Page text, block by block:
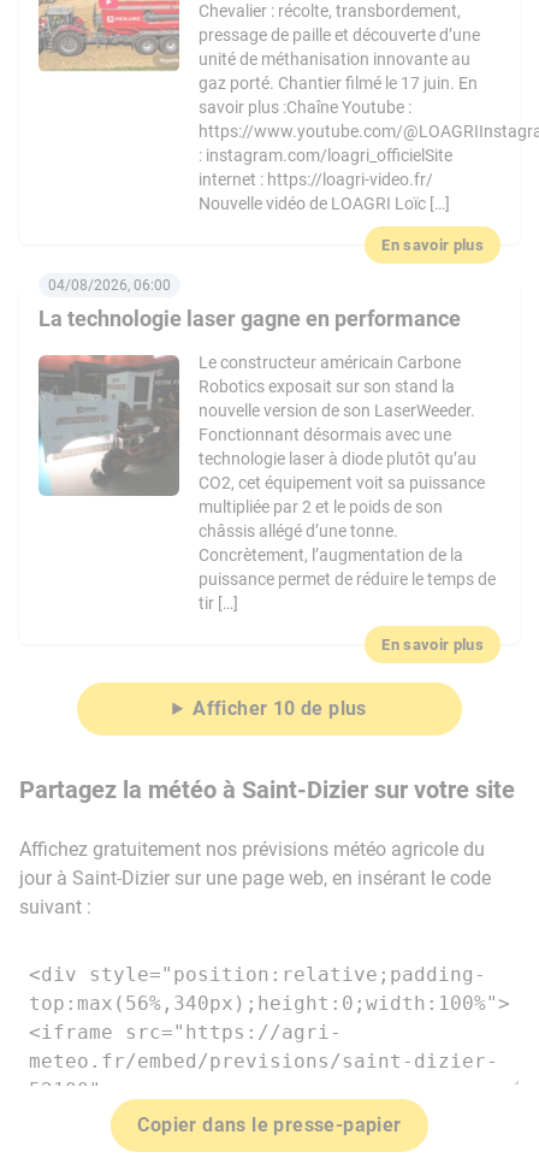
Chevalier : récolte, transbordement,
pressage de paille et découverte d’une
unité de méthanisation innovante au
gaz porté. Chantier filmé le 17 juin. En
savoir plus :Chaîne Youtube :
https://www.youtube.com/
: instagram.com/loagri_officielSite
internet : https://loagri-video.fr/
Nouvelle vidéo de LOAGRI Loïc […]
En savoir plus
La technologie laser gagne en performance
04/08/2026, 06:00
Le constructeur américain Carbone
Robotics exposait sur son stand la
nouvelle version de son LaserWeeder.
Fonctionnant désormais avec une
technologie laser à diode plutôt qu’au
CO2, cet équipement voit sa puissance
multipliée par 2 et le poids de son
châssis allégé d’une tonne.
Concrètement, l’augmentation de la
puissance permet de réduire le temps de
tir […]
En savoir plus
Afficher 10 de plus
Partagez la météo à Saint-Dizier sur votre site
Affichez gratuitement nos prévisions météo agricole du
jour à Saint-Dizier sur une page web, en insérant le code
suivant :
Copier dans le presse-papier